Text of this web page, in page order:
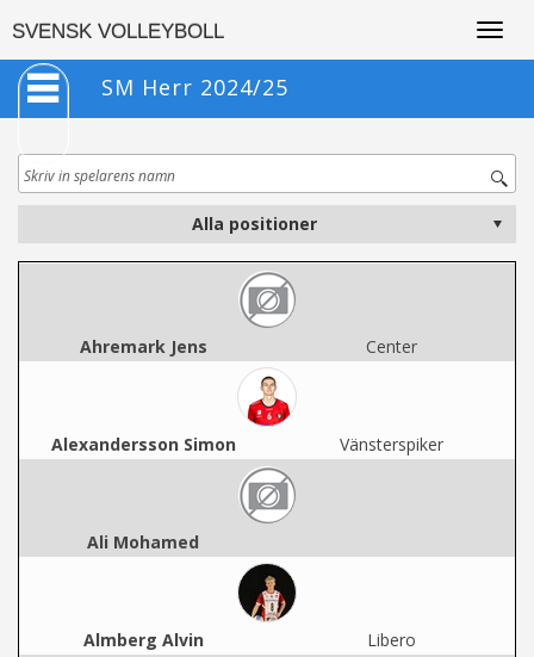
SVENSK VOLLEYBOLL
SM Herr 2024/25
Ahremark Jens Center
Alexandersson Simon Vänsterspiker
Ali Mohamed
Almberg Alvin Libero